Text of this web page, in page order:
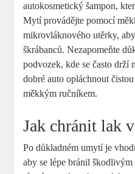
autokosmetický šampon,
Mytí provádějte pomocí
mikrovláknového utěrky,
škrábanců. Nezapomeňte
podvozek, kde se často drží
dobré auto opláchnout
měkkým ručníkem.
Jak chránit lak
Po důkladném umytí je
aby se lépe bránil